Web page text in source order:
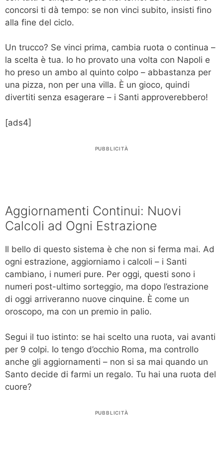
concorsi ti dà tempo: se non vinci subito, insisti fino
alla fine del ciclo.
Un trucco? Se vinci prima, cambia ruota o continua –
la scelta è tua. Io ho provato una volta con Napoli e
ho preso un ambo al quinto colpo – abbastanza per
una pizza, non per una villa. È un gioco, quindi
divertiti senza esagerare – i Santi approverebbero!
[ads4]
PUBBLICITÀ
Aggiornamenti Continui: Nuovi
Calcoli ad Ogni Estrazione
Il bello di questo sistema è che non si ferma mai. Ad
ogni estrazione, aggiorniamo i calcoli – i Santi
cambiano, i numeri pure. Per oggi, questi sono i
numeri post-ultimo sorteggio, ma dopo l’estrazione
di oggi arriveranno nuove cinquine. È come un
oroscopo, ma con un premio in palio.
Segui il tuo istinto: se hai scelto una ruota, vai avanti
per 9 colpi. Io tengo d’occhio Roma, ma controllo
anche gli aggiornamenti – non si sa mai quando un
Santo decide di farmi un regalo. Tu hai una ruota del
cuore?
PUBBLICITÀ